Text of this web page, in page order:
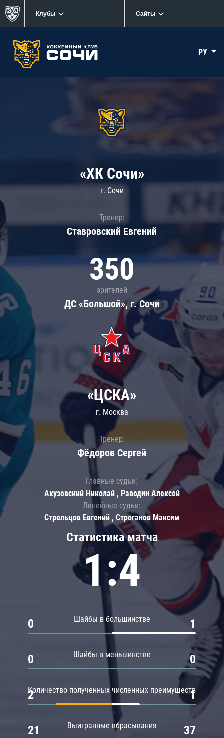
Клубы Сайты
РУ
«ХК Сочи»
г. Сочи
Тренер:
Ставровский Евгений
350
зрителей
ДС «Большой», г. Сочи
Статистика матча
1:4
Шайбы в большинстве
0 1
Шайбы в меньшинстве
0 0
Количество полученных численных преимуществ
2 1
Выигранные вбрасывания
21 37
«ЦСКА»
г. Москва
Тренер:
Фёдоров Сергей
Главные судьи:
Акузовский Николай , Раводин Алексей
Линейные судьи:
Стрельцов Евгений , Строганов Максим